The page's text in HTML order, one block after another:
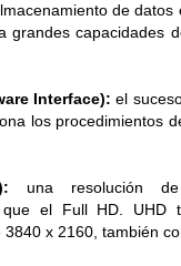
de datos
grandes capacidades
Interface): el
los procedimientos
una resolución
que el Full HD. UHD
x 2160, también
en El Salvador
de alto
premium a más
pantallas AMOLED y